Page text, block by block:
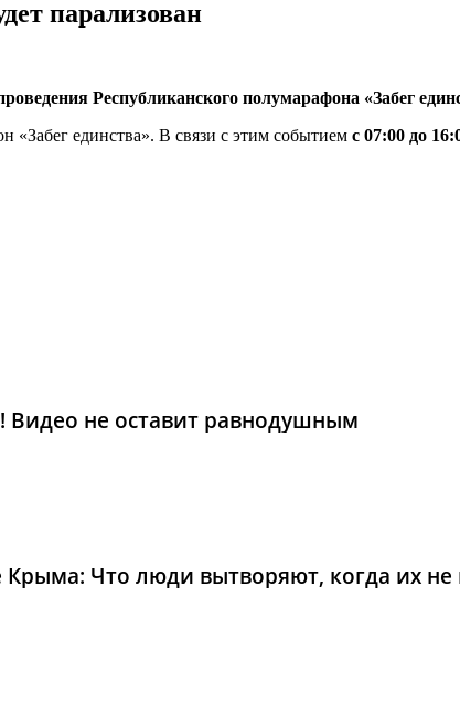
парализован
Республиканского полумарафона «Забег
«Забег единства». В связи с этим событием с 07:00 до
Видео не оставит равнодушным
Что люди вытворяют, когда их не